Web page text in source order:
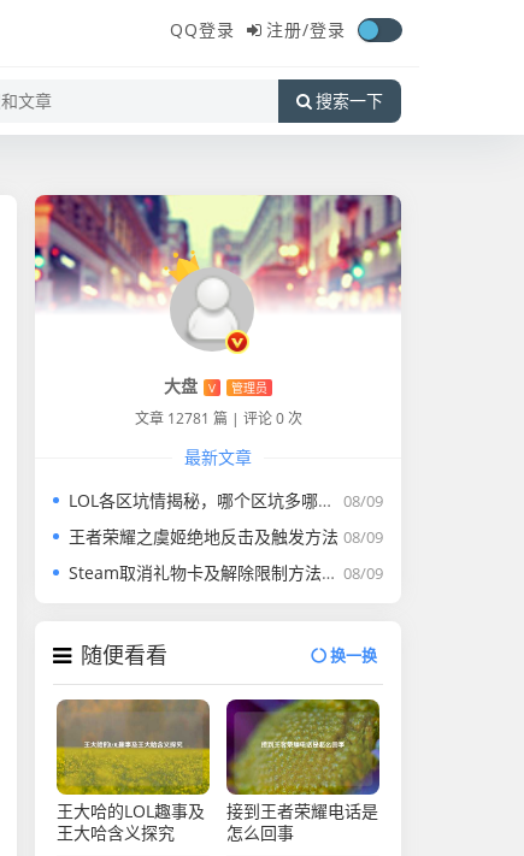
QQ登录 注册/登录
搜索一下
大盘 V 管理员
文章 12781 篇 | 评论 0 次
最新文章
08/09
LOL各区坑情揭秘，哪个区坑多哪个区坑少
08/09
王者荣耀之虞姬绝地反击及触发方法
08/09
Steam取消礼物卡及解除限制方法，游戏行业新变动与影响
随便看看 换一换
王大哈的LOL趣事及
王大哈含义探究
接到王者荣耀电话是
怎么回事